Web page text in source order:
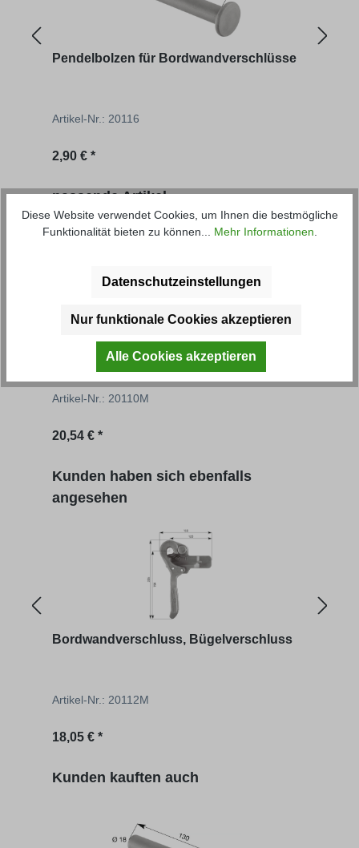
Pendelbolzen für Bordwandverschlüsse
Artikel-Nr.: 20116
Regulärer Preis:
2,90 € *
Produktgalerie überspringen
passende Artikel
Artikel-Nr.: 20110M
20,54 € *
Produktgalerie überspringen
Kunden haben sich ebenfalls
angesehen
Bordwandverschluss, Bügelverschluss
Artikel-Nr.: 20112M
Regulärer Preis:
18,05 € *
Produktgalerie überspringen
Kunden kauften auch
Diese Website verwendet Cookies, um Ihnen die bestmögliche
Funktionalität bieten zu können... Mehr Informationen.
Datenschutzeinstellungen
Nur funktionale Cookies akzeptieren
Alle Cookies akzeptieren